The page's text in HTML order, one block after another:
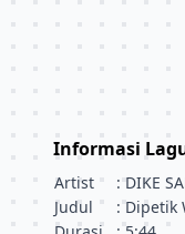
Informasi
Artist
: DIKE
Judul
: Dipetik